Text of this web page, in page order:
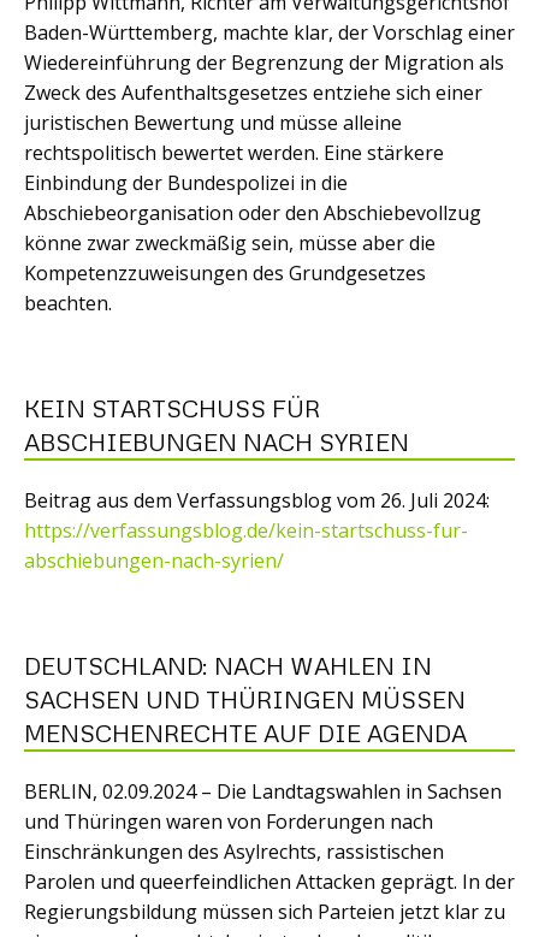
Baden-Württemberg, machte klar, der Vorschlag einer
Wiedereinführung der Begrenzung der Migration als
Zweck des Aufenthaltsgesetzes entziehe sich einer
juristischen Bewertung und müsse alleine
rechtspolitisch bewertet werden. Eine stärkere
Einbindung der Bundespolizei in die
Abschiebeorganisation oder den Abschiebevollzug
könne zwar zweckmäßig sein, müsse aber die
Kompetenzzuweisungen des Grundgesetzes
beachten.
KEIN STARTSCHUSS FÜR
ABSCHIEBUNGEN NACH SYRIEN
Beitrag aus dem Verfassungsblog vom 26. Juli 2024:
https://verfassungsblog.de/kein-startschuss-fur-
abschiebungen-nach-syrien/
DEUTSCHLAND: NACH WAHLEN IN
SACHSEN UND THÜRINGEN MÜSSEN
MENSCHENRECHTE AUF DIE AGENDA
BERLIN, 02.09.2024 – Die Landtagswahlen in Sachsen
und Thüringen waren von Forderungen nach
Einschränkungen des Asylrechts, rassistischen
Parolen und queerfeindlichen Attacken geprägt. In der
Regierungsbildung müssen sich Parteien jetzt klar zu